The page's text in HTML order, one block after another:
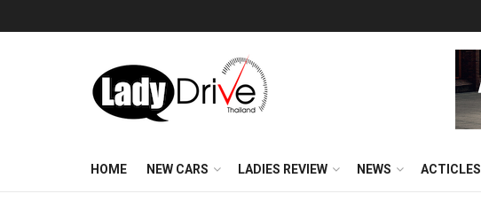
HOME NEW CARS LADIES REVIEW NEWS ACTICLES